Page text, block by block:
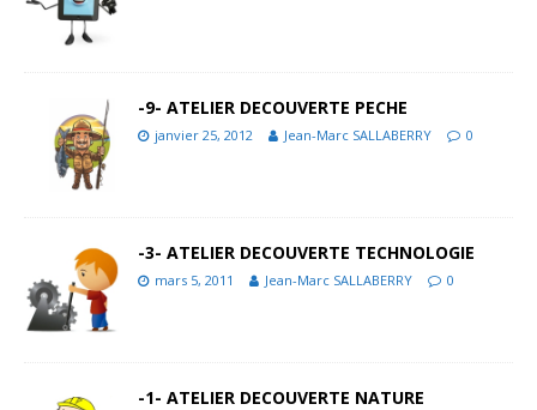
-9- ATELIER DECOUVERTE PECHE
janvier 25, 2012 Jean-Marc SALLABERRY 0
-3- ATELIER DECOUVERTE TECHNOLOGIE
mars 5, 2011 Jean-Marc SALLABERRY 0
-1- ATELIER DECOUVERTE NATURE